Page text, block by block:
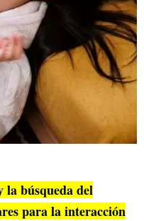
la búsqueda del
para la interacción